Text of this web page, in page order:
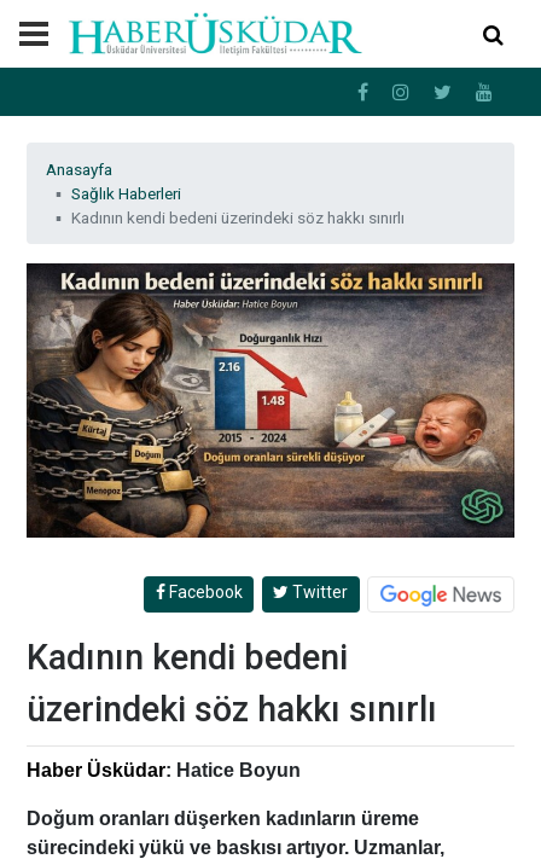
Anasayfa
Sağlık Haberleri
Kadının kendi bedeni üzerindeki söz hakkı sınırlı
Facebook Twitter
Kadının kendi bedeni
üzerindeki söz hakkı sınırlı
Haber Üsküdar: Hatice Boyun
Doğum oranları düşerken kadınların üreme
sürecindeki yükü ve baskısı artıyor. Uzmanlar,